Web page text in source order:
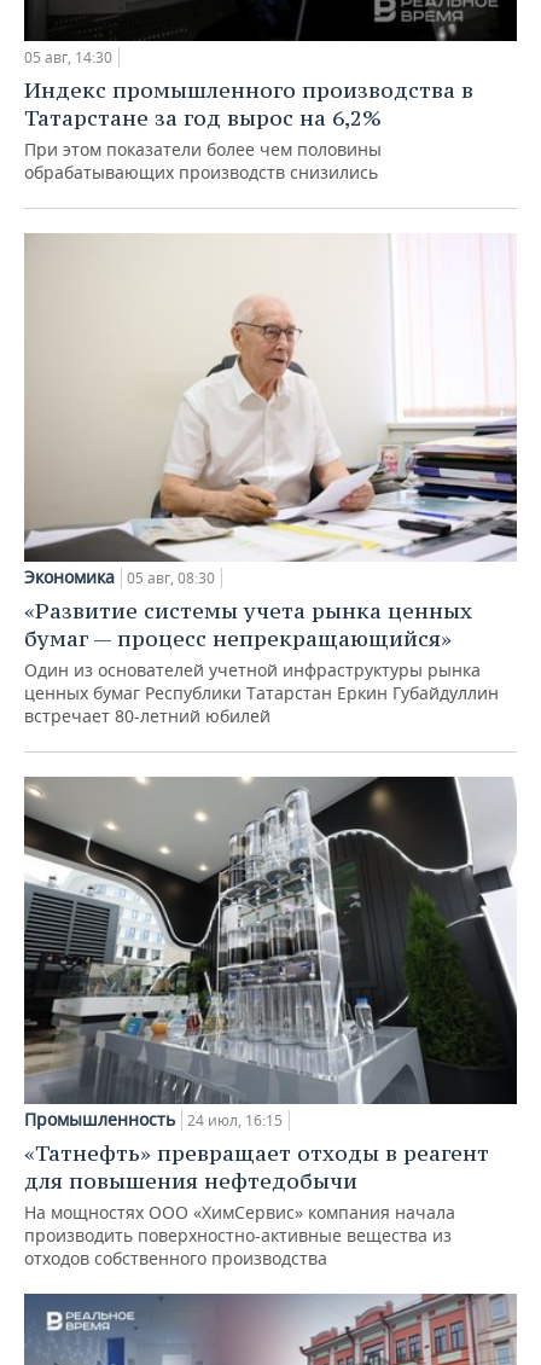
05 авг, 14:30
Индекс промышленного производства в
Татарстане за год вырос на 6,2%
При этом показатели более чем половины
обрабатывающих производств снизились
Экономика 05 авг, 08:30
«Развитие системы учета рынка ценных
бумаг — процесс непрекращающийся»
Один из основателей учетной инфраструктуры рынка
ценных бумаг Республики Татарстан Еркин Губайдуллин
встречает 80-летний юбилей
Промышленность 24 июл, 16:15
«Татнефть» превращает отходы в реагент
для повышения нефтедобычи
На мощностях ООО «ХимСервис» компания начала
производить поверхностно-активные вещества из
отходов собственного производства